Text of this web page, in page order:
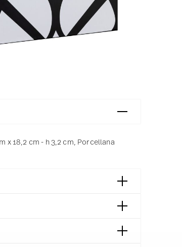
x 18,2 cm - h 3,2 cm, Porcellana